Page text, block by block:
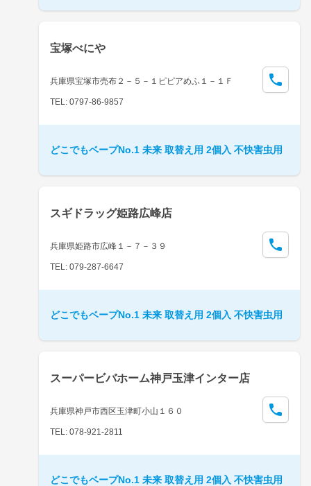
宝塚べにや
兵庫県宝塚市売布２－５－１ピピアめふ１－１Ｆ
TEL: 0797-86-9857
どこでもベープNo.1 未来 取替え用 2個入 不快害虫用
スギドラッグ姫路広峰店
兵庫県姫路市広峰１－７－３９
TEL: 079-287-6647
どこでもベープNo.1 未来 取替え用 2個入 不快害虫用
スーパービバホーム神戸玉津インター店
兵庫県神戸市西区玉津町小山１６０
TEL: 078-921-2811
どこでもベープNo.1 未来 取替え用 2個入 不快害虫用